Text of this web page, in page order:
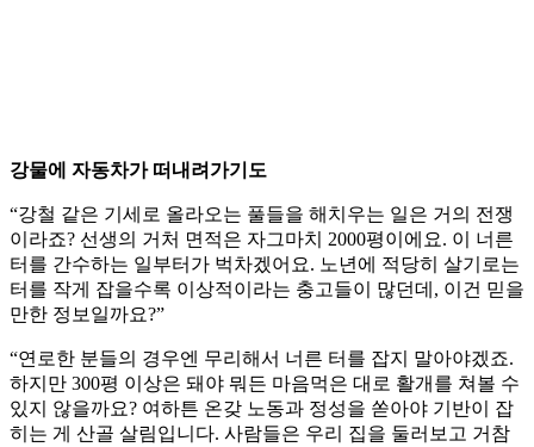
강물에 자동차가 떠내려가기도
“강철 같은 기세로 올라오는 풀들을 해치우는 일은 거의 전쟁
이라죠? 선생의 거처 면적은 자그마치 2000평이에요. 이 너른
터를 간수하는 일부터가 벅차겠어요. 노년에 적당히 살기로는
터를 작게 잡을수록 이상적이라는 충고들이 많던데, 이건 믿을
만한 정보일까요?”
“연로한 분들의 경우엔 무리해서 너른 터를 잡지 말아야겠죠.
하지만 300평 이상은 돼야 뭐든 마음먹은 대로 활개를 쳐볼 수
있지 않을까요? 여하튼 온갖 노동과 정성을 쏟아야 기반이 잡
히는 게 산골 살림입니다. 사람들은 우리 집을 둘러보고 거참